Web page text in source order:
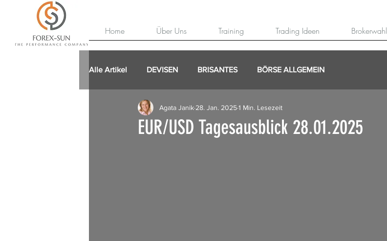
Home Über Uns Training Trading Ideen Brokerwahl
Alle Artikel DEVISEN BRISANTES BÖRSE ALLGEMEIN
EUR/USD Tagesausblick 28.01.2025
Agata Janik 28. Jan. 20251 Min. Lesezeit